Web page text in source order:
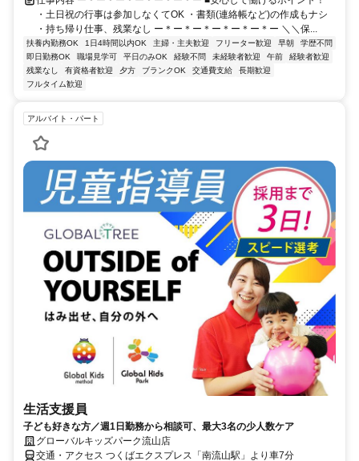
・土日祝の行事は参加しなくてOK ・書類(連絡帳など)の作成もナシ
・持ち帰り仕事、残業なし ー＊ー＊ー＊ー＊ー＊ー＊ー ＼＼保...
扶養内勤務OK 1日4時間以内OK 主婦・主夫歓迎 フリーター歓迎 早朝
学歴不問
即日勤務OK
職場見学可 平日のみOK 経験不問 未経験者歓迎 午前
経験者歓迎
残業なし
有資格者歓迎 夕方 ブランクOK 交通費支給
長期歓迎
フルタイム歓迎
アルバイト・パート
生活支援員
子ども好きな方／週1日勤務から相談可、最大3名の少人数ケア
グローバルキッズパーク流山店
交通・アクセス つくばエクスプレス「南流山駅」より車7分